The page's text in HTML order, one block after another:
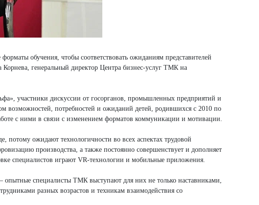
обучения, чтобы соответствовать ожиданиям представителей
генеральный директор Центра бизнес-услуг ТМК на
участники дискуссии от госорганов, промышленных предприятий и
возможностей, потребностей и ожиданий детей, родившихся с 2010 по
с ними в связи с изменением форматов коммуникации и мотивации.
потому ожидают технологичности во всех аспектах трудовой
производства, а также постоянно совершенствует и дополняет
специалистов играют VR-технологии и мобильные приложения.
специалисты ТМК выступают для них не только наставниками,
разных возрастов и техникам взаимодействия со